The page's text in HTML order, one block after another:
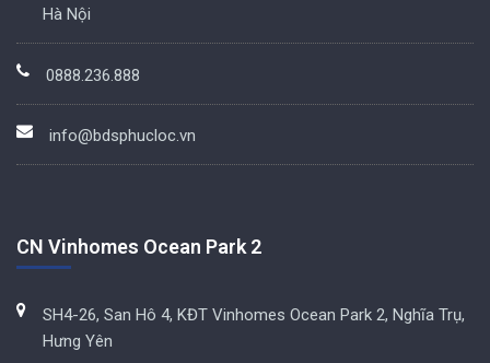
Hà Nội
0888.236.888
info@bdsphucloc.vn
CN Vinhomes Ocean Park 2
SH4-26, San Hô 4, KĐT Vinhomes Ocean Park 2, Nghĩa Trụ,
Hưng Yên